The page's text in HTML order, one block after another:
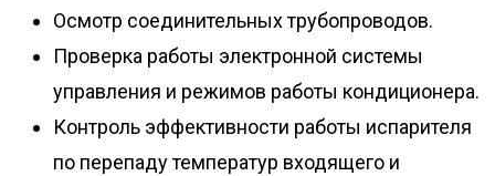
Осмотр соединительных трубопроводов.
Проверка работы электронной системы
управления и режимов работы кондиционера.
Контроль эффективности работы испарителя
по перепаду температур входящего и